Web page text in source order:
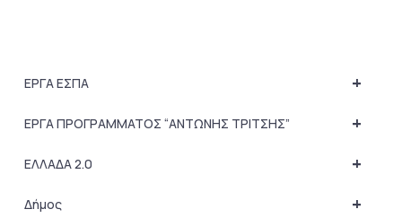
+
ΕΡΓΑ ΕΣΠΑ
+
ΕΡΓΑ ΠΡΟΓΡΑΜΜΑΤΟΣ “ΑΝΤΩΝΗΣ ΤΡΙΤΣΗΣ”
+
ΕΛΛΑΔΑ 2.0
+
Δήμος